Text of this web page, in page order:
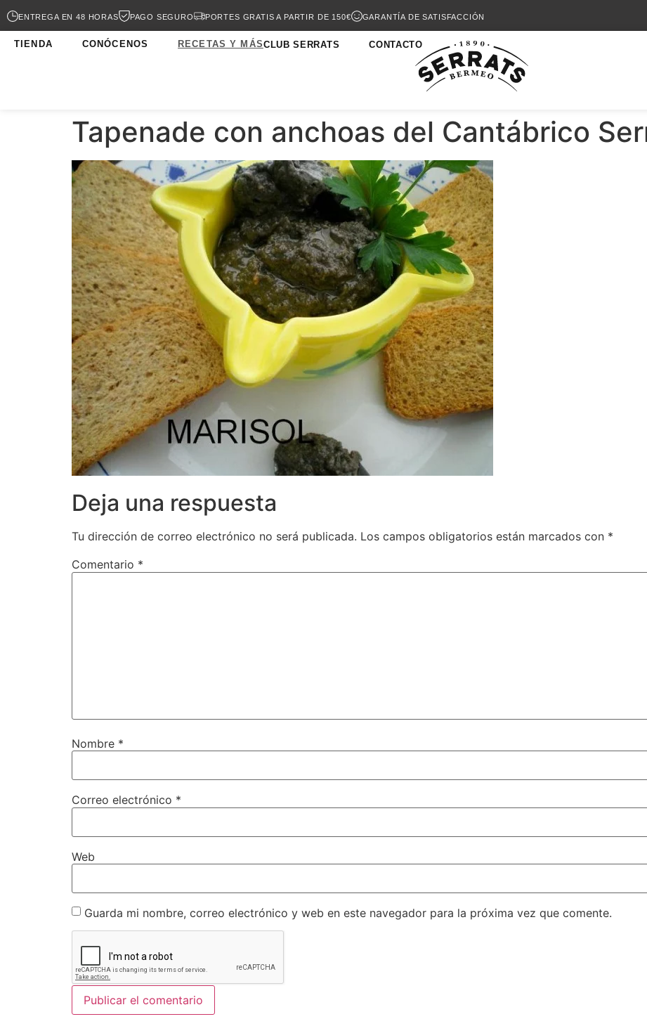
ENTREGA EN 48 HORAS PAGO SEGURO PORTES GRATIS A PARTIR DE 150€ GARANTÍA DE SATISFACCIÓN
TIENDA CONÓCENOS RECETAS Y MÁSCLUB SERRATS CONTACTO
Tapenade con anchoas del Cantábrico
Deja una respuesta
Tu dirección de correo electrónico no será publicada. Los campos obligatorios están marcados con *
Comentario *
Nombre *
Correo electrónico *
Web
Guarda mi nombre, correo electrónico y web en este navegador para la próxima vez que comente.